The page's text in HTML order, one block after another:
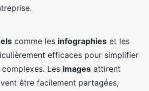
comme les infographies et les
efficaces pour simplifier
Les images attirent
être facilement partagées,